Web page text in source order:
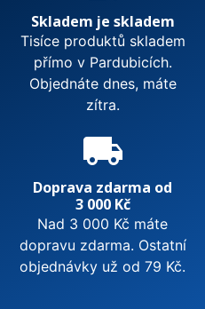
Skladem je skladem
Tisíce produktů skladem
přímo v Pardubicích.
Objednáte dnes, máte
zítra.
local_shipping
Doprava zdarma od
3 000 Kč
Nad 3 000 Kč máte
dopravu zdarma. Ostatní
objednávky už od 79 Kč.